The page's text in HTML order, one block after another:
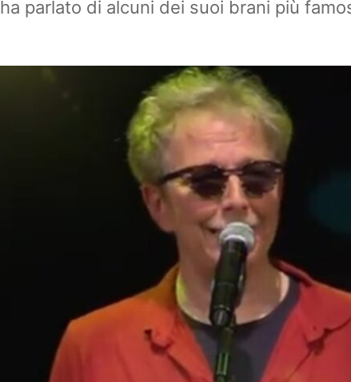
parlato di alcuni dei suoi brani più